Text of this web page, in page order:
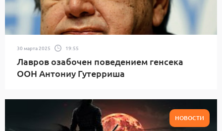
30 марта 2025 19:55
Лавров озабочен поведением генсека
ООН Антониу Гутерриша
НОВОСТИ